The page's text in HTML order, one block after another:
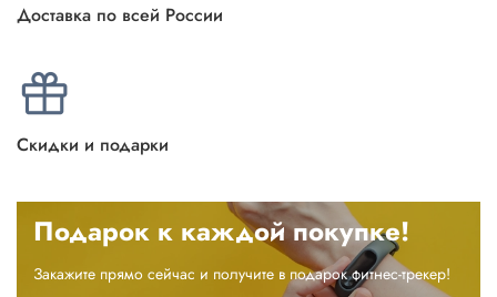
Доставка по всей России
Скидки и подарки
Подарок к каждой покупке!
Закажите прямо сейчас и получите в подарок фитнес-трекер!